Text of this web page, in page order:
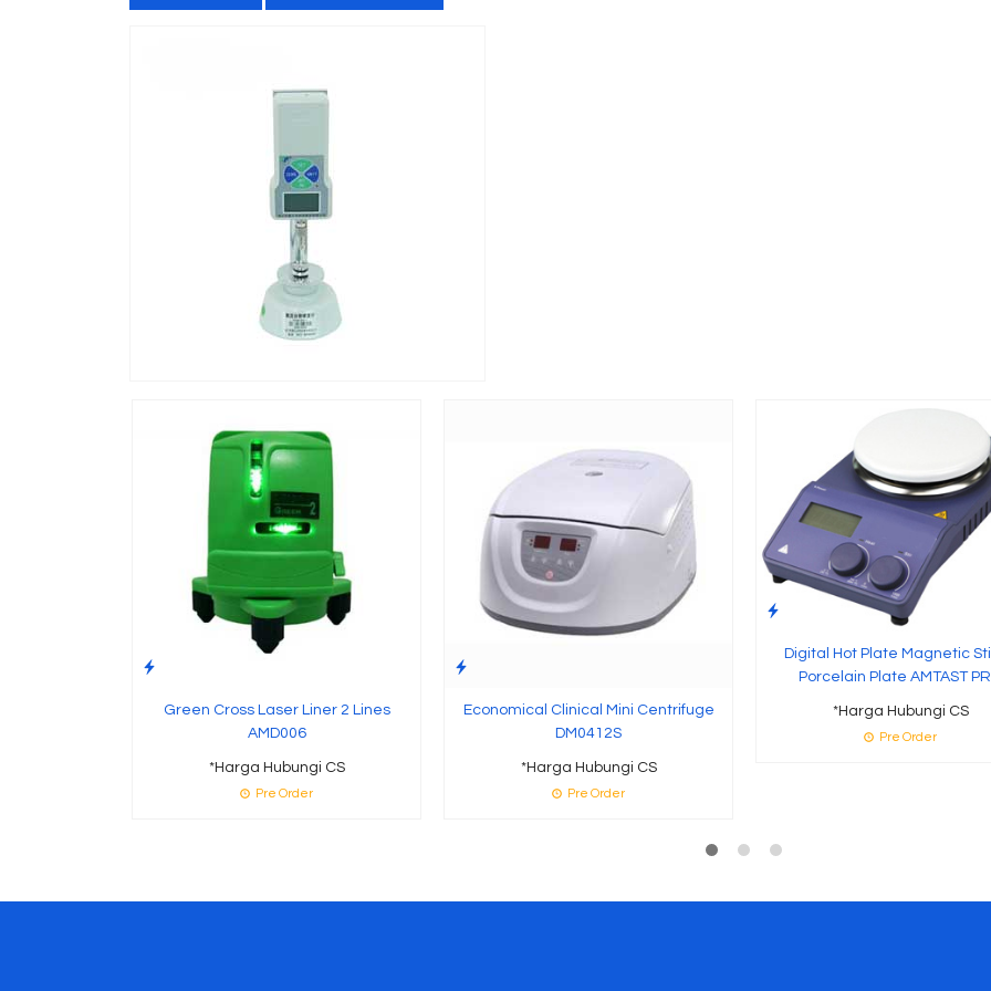
Green Cross Laser Liner 2 Lines
AMD006
*Harga Hubungi CS
Pre Order
Economical Clinical Mini Centrifuge
DM0412S
*Harga Hubungi CS
Pre Order
Digital Hot Plate Magnetic
Porcelain Plate AMTAST
*Harga Hubungi CS
Pre Order